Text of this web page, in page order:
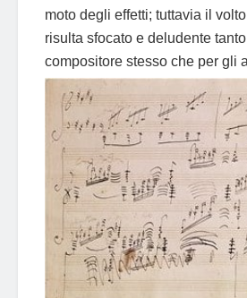
moto degli effetti; tuttavia il
risulta sfocato e deludente tanto
compositore stesso che per gli